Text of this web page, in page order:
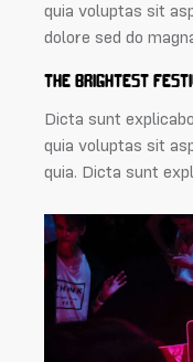
quia voluptas sit
dolore sed do
THE BRIGHTEST
Dicta sunt
quia voluptas sit
quia. Dicta sunt